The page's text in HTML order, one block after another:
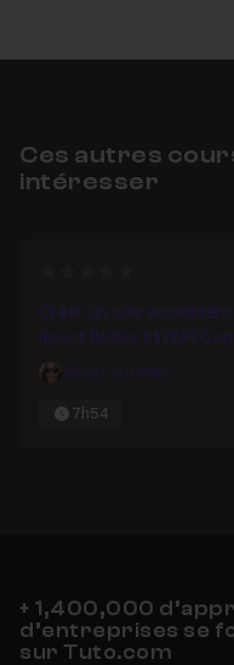
Ces autres
intéresser
Créer un site
React Redux et l'API
Sandy Ludosky
7h54
+ 1,400,000
d’entreprises se
sur Tuto.com